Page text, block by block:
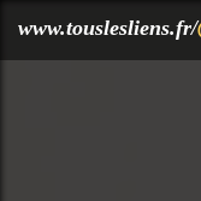
www.touslesliens.fr/